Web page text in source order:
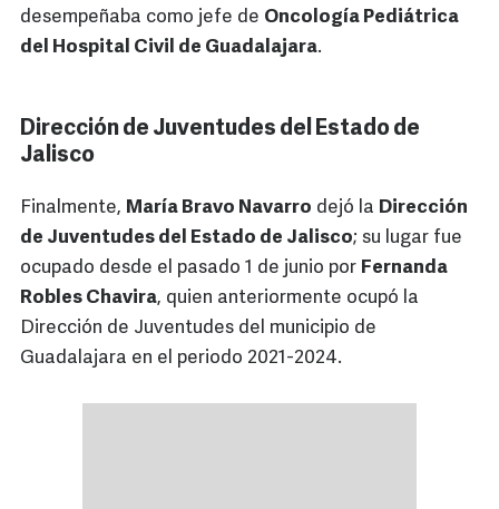
desempeñaba como jefe de Oncología Pediátrica
del Hospital Civil de Guadalajara.
Dirección de Juventudes del Estado de
Jalisco
Finalmente, María Bravo Navarro dejó la Dirección
de Juventudes del Estado de Jalisco; su lugar fue
ocupado desde el pasado 1 de junio por Fernanda
Robles Chavira, quien anteriormente ocupó la
Dirección de Juventudes del municipio de
Guadalajara en el periodo 2021-2024.